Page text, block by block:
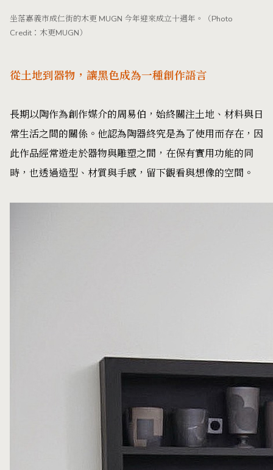
坐落嘉義市成仁街的木更 MUGN 今年迎來成立十週年。（Photo
Credit：木更MUGN）
從土地到器物，讓黑色成為一種創作語言
長期以陶作為創作媒介的周易伯，始終關注土地、材料與日
常生活之間的關係。他認為陶器終究是為了使用而存在，因
此作品經常遊走於器物與雕塑之間，在保有實用功能的同
時，也透過造型、材質與手感，留下觀看與想像的空間。